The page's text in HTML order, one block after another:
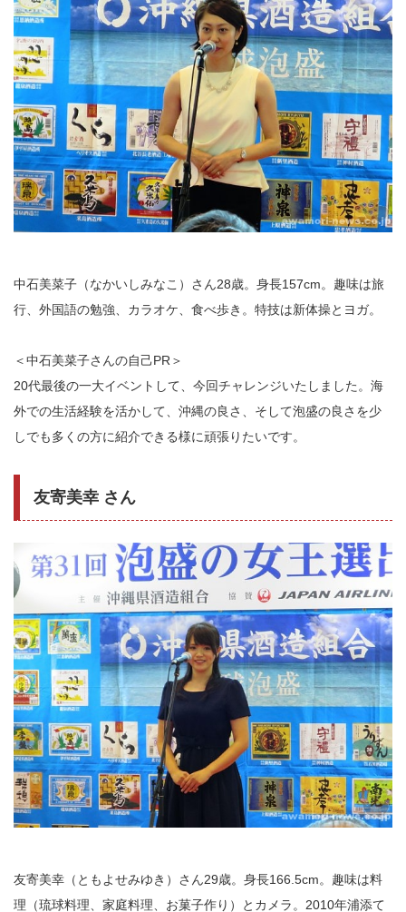
中石美菜子（なかいしみなこ）さん28歳。身長157cm。趣味は旅
行、外国語の勉強、カラオケ、食べ歩き。特技は新体操とヨガ。
＜中石美菜子さんの自己PR＞
20代最後の一大イベントして、今回チャレンジいたしました。海
外での生活経験を活かして、沖縄の良さ、そして泡盛の良さを少
しでも多くの方に紹介できる様に頑張りたいです。
友寄美幸 さん
友寄美幸（ともよせみゆき）さん29歳。身長166.5cm。趣味は料
理（琉球料理、家庭料理、お菓子作り）とカメラ。2010年浦添て